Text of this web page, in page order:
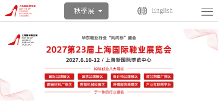
秋季展 English
展
会
商
中
观
众活